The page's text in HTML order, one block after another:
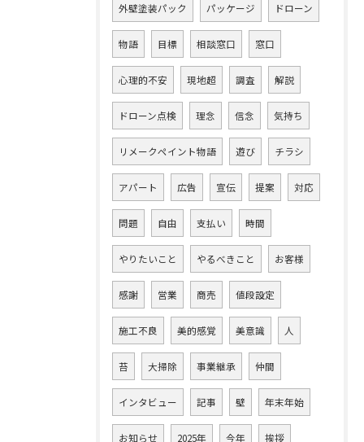
外壁塗装パック パッケージ ドローン
物語 目標 相談窓口 窓口
心理的不安 現地超 調査 解説
ドローン点検 理念 信念 気持ち
リメークペイント物語 遊び チラシ
アパート 広告 宣伝 提案 対応
問題 自由 支払い 時間
やりたいこと やるべきこと お客様
感謝 営業 商売 値段設定
施工不良 美的感覚 美意識 人
苔 大掃除 事業継承 仲間
インタビュー 記事 壁 年末年始
お知らせ 2025年 今年 挨拶